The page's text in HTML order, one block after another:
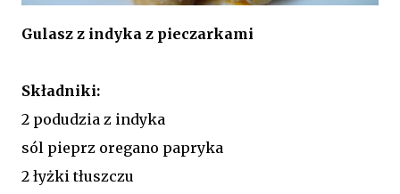
Gulasz z indyka z pieczarkami
Składniki:
2 podudzia z indyka
sól pieprz oregano papryka
2 łyżki tłuszczu